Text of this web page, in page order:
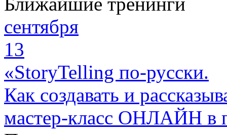
сентября
13
«StoryTelling по-русски.
Как создавать и
мастер-класс ОНЛАЙН в